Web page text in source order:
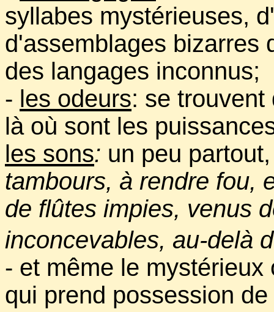
syllabes mystérieuses,
d'assemblages bizarres
des langages inconnus;
- les odeurs: se
là où sont les
les sons: un peu
tambours, à rendre fou,
de flûtes impies, venus
inconcevables, au-delà
- et même le
qui prend possession